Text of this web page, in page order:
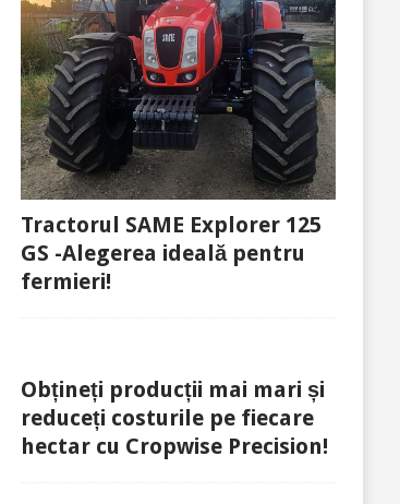
Tractorul SAME Explorer 125
GS -Alegerea ideală pentru
fermieri!
Obțineți producții mai mari și
reduceți costurile pe fiecare
hectar cu Cropwise Precision!